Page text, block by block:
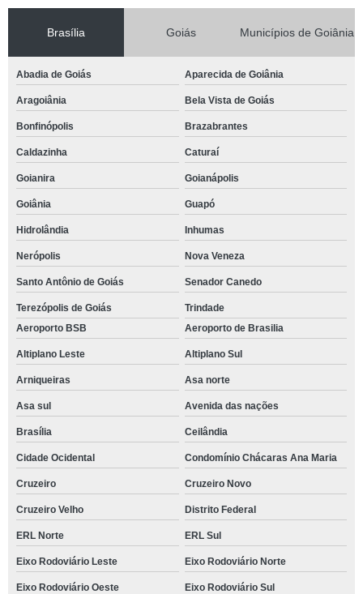
Brasília Goiás Municípios de Goiânia
Abadia de Goiás Aparecida de Goiânia
Aragoiânia Bela Vista de Goiás
Bonfinópolis Brazabrantes
Caldazinha Caturaí
Goianira Goianápolis
Goiânia Guapó
Hidrolândia Inhumas
Nerópolis Nova Veneza
Santo Antônio de Goiás Senador Canedo
Terezópolis de Goiás
Trindade
Aeroporto BSB
Aeroporto de Brasilia
Altiplano Leste Altiplano Sul
Arniqueiras Asa norte
Asa sul Avenida das nações
Brasília Ceilândia
Cidade Ocidental Condomínio Chácaras Ana Maria
Cruzeiro Cruzeiro Novo
Cruzeiro Velho Distrito Federal
ERL Norte ERL Sul
Eixo Rodoviário Leste Eixo Rodoviário Norte
Eixo Rodoviário Oeste Eixo Rodoviário Sul